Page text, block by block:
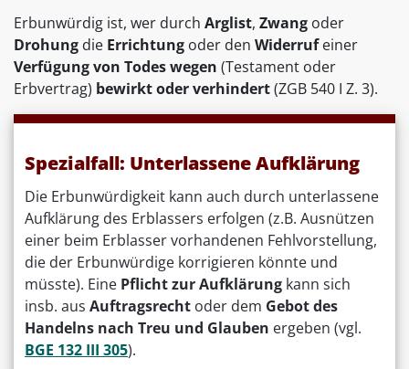
Erbunwürdig ist, wer durch Arglist, Zwang oder
Drohung die Errichtung oder den Widerrufeiner
Verfügung von Todes wegen (Testament oder
Erbvertrag) bewirktoderverhindert(ZGB 540 I Z. 3).
Spezialfall: Unterlassene Aufklärung
Die Erbunwürdigkeit kann auch durch unterlassene
Aufklärung des Erblassers erfolgen (z.B. Ausnützen
einer beim Erblasser vorhandenen Fehlvorstellung,
die der Erbunwürdige korrigieren könnte und
müsste). Eine Pflicht zur Aufklärung kann sich
insb. aus Auftragsrecht oder dem Gebot des
Handelns nach Treu und Glauben ergeben (vgl.
BGE 132 III 305).